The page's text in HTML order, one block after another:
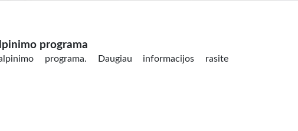
programa
programa. Daugiau informacijos rasite